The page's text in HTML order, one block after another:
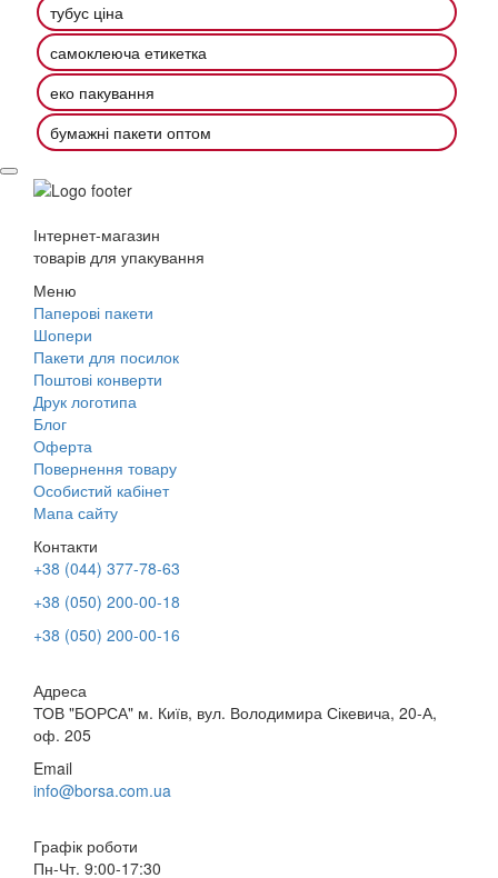
тубус ціна
самоклеюча етикетка
еко пакування
бумажні пакети оптом
Інтернет-магазин
товарів для упакування
Меню
Паперові пакети
Шопери
Пакети для посилок
Поштові конверти
Друк логотипа
Блог
Оферта
Повернення товару
Особистий кабінет
Мапа сайту
Контакти
+38 (044) 377-78-63
+38 (050) 200-00-18
+38 (050) 200-00-16
Адреса
ТОВ "БОРСА" м. Київ, вул. Володимира Сікевича, 20-А,
оф. 205
Email
info@borsa.com.ua
Графік роботи
Пн-Чт. 9:00-17:30